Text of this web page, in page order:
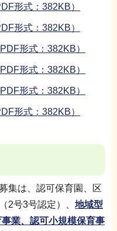
形式：382KB）
形式：382KB）
形式：382KB）
形式：382KB）
形式：382KB）
形式：382KB）
集は、認可保育園、区
2号3号認定）、 地域型
業、認可小規模保育事